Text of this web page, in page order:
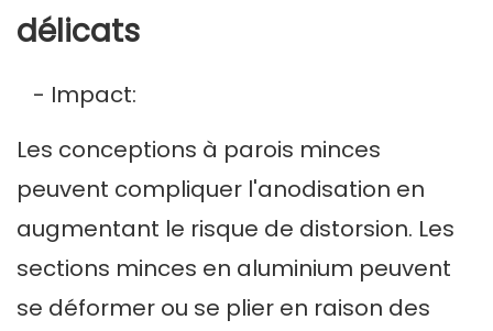
délicats
- Impact:
Les conceptions à parois minces
peuvent compliquer l'anodisation en
augmentant le risque de distorsion. Les
sections minces en aluminium peuvent
se déformer ou se plier en raison des